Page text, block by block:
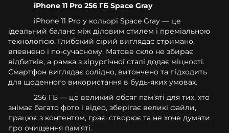
iPhone 11 Pro 256 ГБ Space Gray
iPhone 11 Pro у кольорі Space Gray — це
ідеальний баланс між діловим стилем і преміальною
технологією. Глибокий сірий виглядає стримано,
впевнено і по-сучасному. Матове скло не збирає
відбитків, а рамка з хірургічної сталі додає міцності.
Смартфон виглядає солідно, витончено та підходить
для щоденного використання в будь-яких умовах.
256 ГБ — це великий обсяг памʼяті для тих, хто
знімає багато фото і відео, зберігає великі файли,
працює з контентом, грає, створює та не хоче думати
про очищення памʼяті.